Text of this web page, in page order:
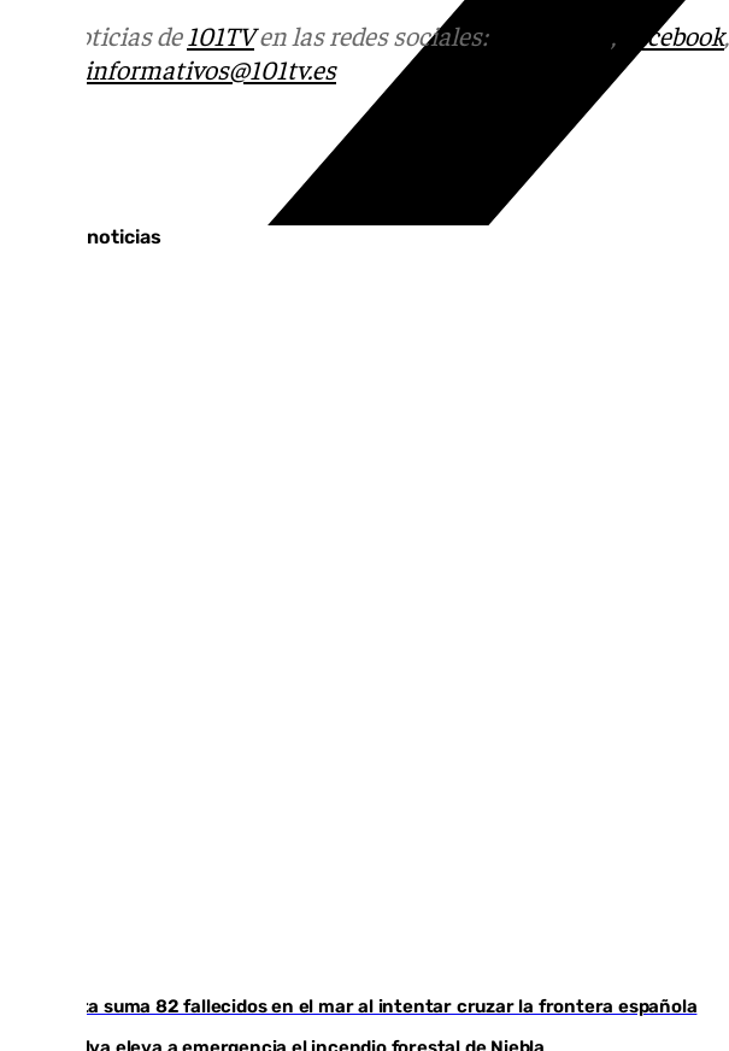
Más noticias de 101TVen las redes sociales: , Facebook,
informativos@101tv.es
Últimas noticias
Ceuta suma 82 fallecidos en el mar al intentar cruzar la frontera española